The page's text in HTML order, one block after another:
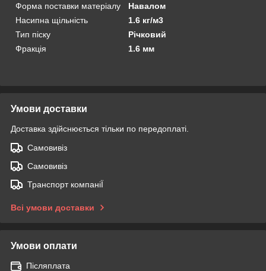
Форма поставки матеріалу
Навалом
Насипна щільність
1.6 кг/м3
Тип піску
Річковий
Фракція
1.6 мм
Умови доставки
Доставка здійснюється тільки по передоплаті.
Самовивіз
Самовивіз
Транспорт компаніЇ
Всі умови доставки
Умови оплати
Післяплата